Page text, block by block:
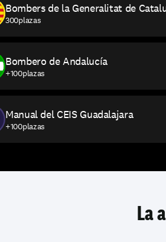
Bombers de la Generalitat de
300plazas
Bombero de Andalucía
+100plazas
Manual del CEIS Guadalajara
+100plazas
La